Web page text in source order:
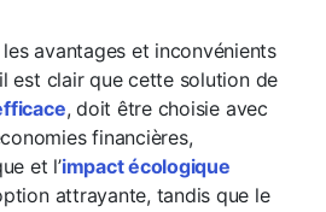
avantages et inconvénients
est clair que cette solution de
, doit être choisie avec
financières,
et l’impact écologique
attrayante, tandis que le